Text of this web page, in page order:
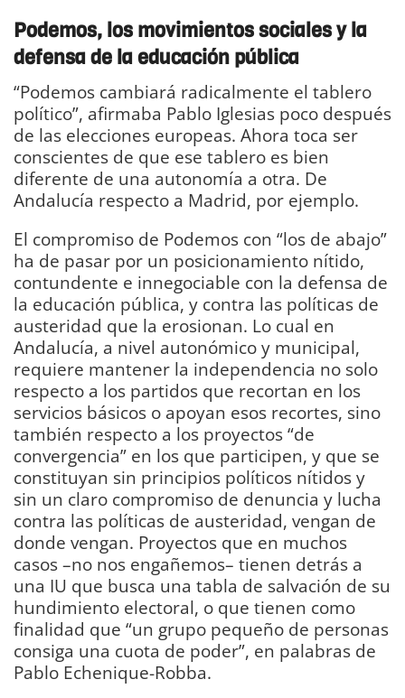
Podemos, los movimientos sociales y la
defensa de la educación pública
“Podemos cambiará radicalmente el tablero
político”, afirmaba Pablo Iglesias poco después
de las elecciones europeas. Ahora toca ser
conscientes de que ese tablero es bien
diferente de una autonomía a otra. De
Andalucía respecto a Madrid, por ejemplo.
El compromiso de Podemos con “los de abajo”
ha de pasar por un posicionamiento nítido,
contundente e innegociable con la defensa de
la educación pública, y contra las políticas de
austeridad que la erosionan. Lo cual en
Andalucía, a nivel autonómico y municipal,
requiere mantener la independencia no solo
respecto a los partidos que recortan en los
servicios básicos o apoyan esos recortes, sino
también respecto a los proyectos “de
convergencia” en los que participen, y que se
constituyan sin principios políticos nítidos y
sin un claro compromiso de denuncia y lucha
contra las políticas de austeridad, vengan de
donde vengan. Proyectos que en muchos
casos –no nos engañemos– tienen detrás a
una IU que busca una tabla de salvación de su
hundimiento electoral, o que tienen como
finalidad que “un grupo pequeño de personas
consiga una cuota de poder”, en palabras de
Pablo Echenique-Robba.